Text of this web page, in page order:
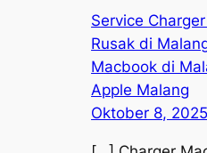
Service
Rusak di
Macbook di
Apple Malang
Oktober 8, 2025